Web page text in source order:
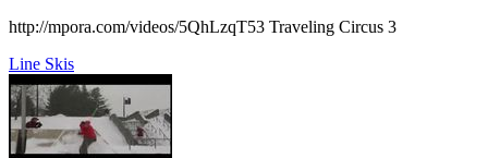
http://mpora.com/videos/5QhLzqT53 Traveling Circus 3
Line Skis